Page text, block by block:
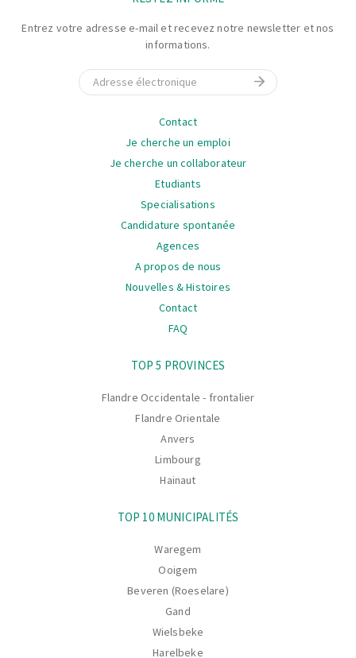
Entrez votre adresse e-mail et recevez notre newsletter et nos
informations.
E-mail
Contact
Je cherche un emploi
Je cherche un collaborateur
Etudiants
Specialisations
Candidature spontanée
Agences
A propos de nous
Nouvelles & Histoires
Contact
FAQ
TOP 5 PROVINCES
Flandre Occidentale - frontalier
Flandre Orientale
Anvers
Limbourg
Hainaut
TOP 10 MUNICIPALITÉS
Waregem
Ooigem
Beveren (Roeselare)
Gand
Wielsbeke
Harelbeke